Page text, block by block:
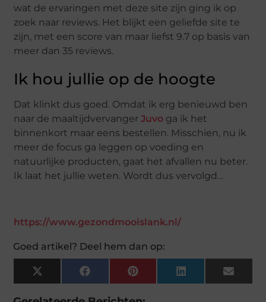
wat de ervaringen met deze site zijn ging ik op
zoek naar reviews. Het blijkt een geliefde site te
zijn, met een score van maar liefst 9.7 op basis van
meer dan 35 reviews.
Ik hou jullie op de hoogte
Dat klinkt dus goed. Omdat ik erg benieuwd ben
naar de maaltijdvervangerJuvo ga ik het
binnenkort maar eens bestellen. Misschien, nu ik
meer de focus ga leggen op voeding en
natuurlijke producten, gaat het afvallen nu beter.
Ik laat het jullie weten. Wordt dus vervolgd…
https://www.gezondmooislank.nl/
Goed artikel? Deel hem dan op:
X
(Twitter)
Facebook Pinterest LinkedIn Email